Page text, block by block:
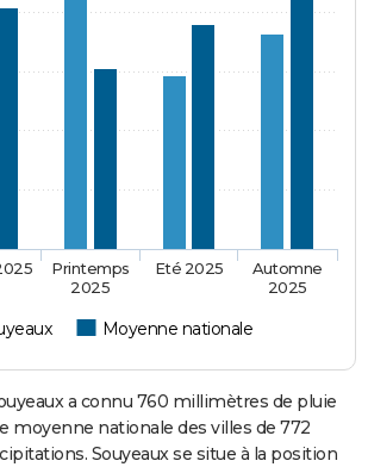
Moyenne nationale
Printemps
2025
Eté 2025
Automne
2025
a connu 760 millimètres de pluie
moyenne nationale des villes de 772
Souyeaux se situe à la position